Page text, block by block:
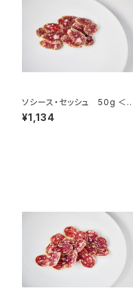
ソシース・セッシュ 50g ＜
エール・オテイザ＞(フランス・
バスク)
¥1,134